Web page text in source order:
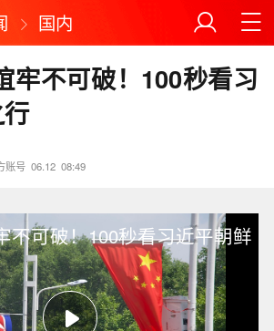
国内
牢不可破！100秒看习
账号 06.12 08:49
不可破！100秒看习近平朝鲜